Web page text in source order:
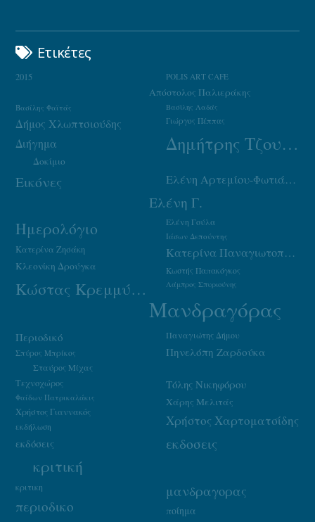
Ετικέτες
2015 POLIS ART CAFE
Απόστολος Παλιεράκης
Βασίλης Λαδάς
Βασίλης Φαϊτάς
Γιώργος Πέππας
Δήμος Χλωπτσιούδης
Δημήτρης Τζουμάκας
Διήγημα
Δοκίμιο
Εικόνες Ελένη Αρτεμίου-Φωτιάδου
Ελένη Γ.
Ελένη Γούλα
Ημερολόγιο Ιάσων Δεπούντης
Κατερίνα Ζησάκη Κατερίνα Παναγιωτοπούλου
Κλεονίκη Δρούγκα Κωστής Παπακόγκος
Κώστας Κρεμμύδας Λάμπρος Σπυριούνης
Μανδραγόρας
Παναγιώτης Δήμου
Περιοδικό
Πηνελόπη Ζαρδούκα
Σπύρος Μπρίκος
Σταύρος Μίχας
Τεχνοχώρος
Τόλης Νικηφόρου
Φαίδων Πατρικαλάκις Χάρης Μελιτάς
Χρήστος Γιαννακός
Χρήστος Χαρτοματσίδης
εκδήλωση
εκδοσεις
εκδόσεις
κριτική
κριτικη μανδραγορας
περιοδικο ποίημα